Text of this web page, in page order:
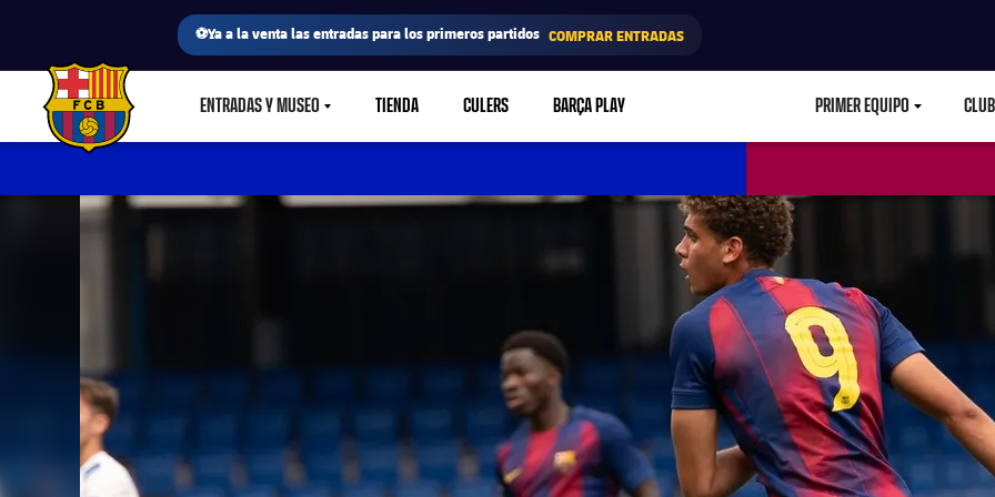
⚽Ya a la venta las entradas para los primeros partidos COMPRAR ENTRADAS
FC Barcelona club badge ENTRADAS Y MUSEOLABEL.SHARE.CARETDOWN
TIENDA CULERS BARÇA PLAY PRIMER EQUIPO CLUB